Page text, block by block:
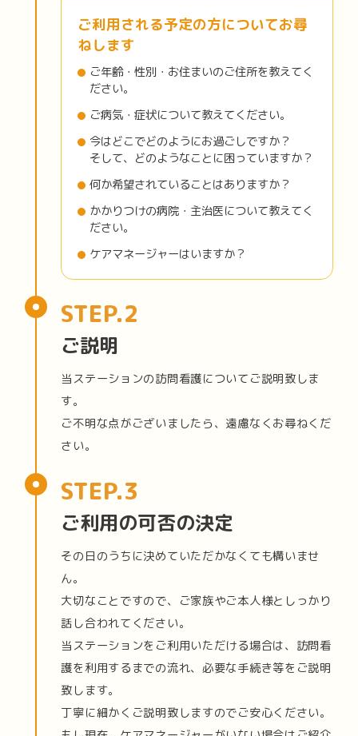
ご利用される予定の方についてお尋
ねします
ご年齢・性別・お住まいのご住所を教えてく
ださい。
ご病気・症状について教えてください。
今はどこでどのようにお過ごしですか？
そして、どのようなことに困っていますか？
何か希望されていることはありますか？
かかりつけの病院・主治医について教えてく
ださい。
ケアマネージャーはいますか？
ご説明
当ステーションの訪問看護についてご説明致しま
す。
ご不明な点がございましたら、遠慮なくお尋ねくだ
さい。
ご利用の可否の決定
その日のうちに決めていただかなくても構いませ
ん。
大切なことですので、ご家族やご本人様としっかり
話し合われてください。
当ステーションをご利用いただける場合は、訪問看
護を利用するまでの流れ、必要な手続き等をご説明
致します。
丁寧に細かくご説明致しますのでご安心ください。